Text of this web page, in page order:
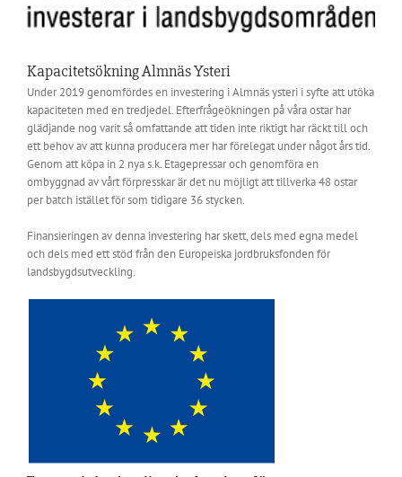
Kapacitetsökning Almnäs Ysteri
Under 2019 genomfördes en investering i Almnäs ysteri i syfte att utöka
kapaciteten med en tredjedel. Efterfrågeökningen på våra ostar har
glädjande nog varit så omfattande att tiden inte riktigt har räckt till och
ett behov av att kunna producera mer har förelegat under något års tid.
Genom att köpa in 2 nya s.k. Etagepressar och genomföra en
ombyggnad av vårt förpresskar är det nu möjligt att tillverka 48 ostar
per batch istället för som tidigare 36 stycken.
Finansieringen av denna investering har skett, dels med egna medel
och dels med ett stöd från den Europeiska jordbruksfonden för
landsbygdsutveckling.